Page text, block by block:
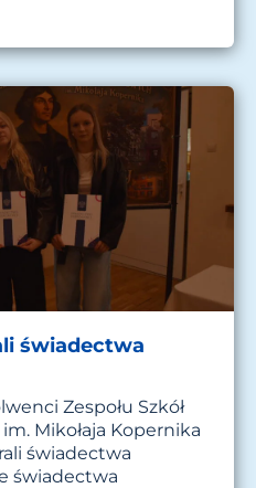
świadectwa
Zespołu Szkół
Mikołaja Kopernika
świadectwa
świadectwa